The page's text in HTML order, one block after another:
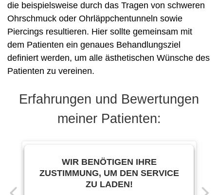
die beispielsweise durch das Tragen von schweren
Ohrschmuck oder Ohrläppchentunneln sowie
Piercings resultieren. Hier sollte gemeinsam mit
dem Patienten ein genaues Behandlungsziel
definiert werden, um alle ästhetischen Wünsche des
Patienten zu vereinen.
Erfahrungen und Bewertungen
meiner Patienten:
WIR BENÖTIGEN IHRE
ZUSTIMMUNG, UM DEN SERVICE
ZU LADEN!